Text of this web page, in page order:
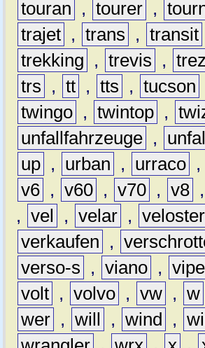
touran , tourer ,
trajet , trans , transit
trekking
, trevis ,
trs
, tt , tts , tucson
twingo , twintop ,
unfallfahrzeuge ,
up , urban , urraco ,
v6 , v60 , v70 , v8 ,
, vel , velar , veloster
verkaufen
,
verso-s
, viano ,
volt , volvo , vw , w
wer , will , wind ,